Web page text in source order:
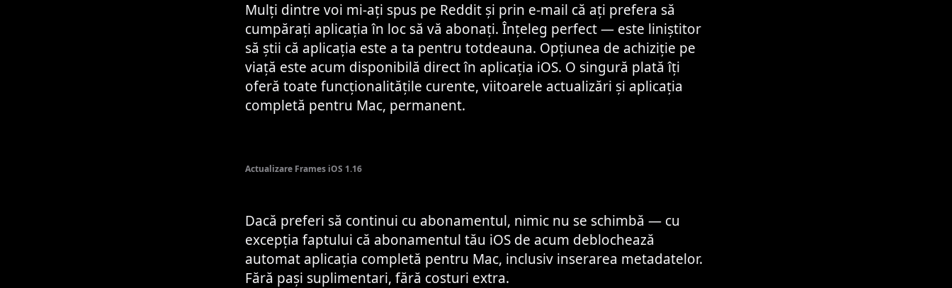
Mulți dintre voi mi-ați spus pe Reddit și prin e-mail că ați prefera să
cumpărați aplicația în loc să vă abonați. Înțeleg perfect — este liniștitor
să știi că aplicația este a ta pentru totdeauna. Opțiunea de achiziție pe
viață este acum disponibilă direct în aplicația iOS. O singură plată îți
oferă toate funcționalitățile curente, viitoarele actualizări și aplicația
completă pentru Mac, permanent.
Actualizare Frames iOS 1.16
Dacă preferi să continui cu abonamentul, nimic nu se schimbă — cu
excepția faptului că abonamentul tău iOS de acum deblochează
automat aplicația completă pentru Mac, inclusiv inserarea metadatelor.
Fără pași suplimentari, fără costuri extra.